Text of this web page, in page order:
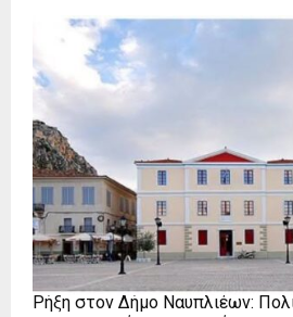
Ρήξη στον Δήμο Ναυπλιέων: